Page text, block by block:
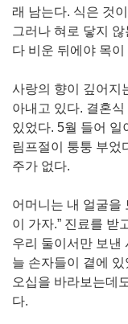
래 남는다. 식은 것
그러나 혀로 닿지
다 비운 뒤에야 목이
사랑의 향이 깊어지
아내고 있다. 결혼
있었다. 5월 들어 일
림프절이 퉁퉁 부었
주가 없다.
어머니는 내 얼굴을
이 가자.” 진료를 받
우리 둘이서만 보낸
늘 손자들이 곁에
오십을 바라보는데
다.